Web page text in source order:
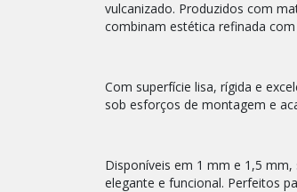
vulcanizado. Produzidos com
combinam estética refinada
Com superfície lisa, rígida e
sob esforços de montagem e
Disponíveis em 1 mm e 1,5
elegante e funcional. Perfeitos